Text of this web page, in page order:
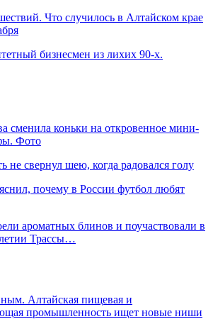
Что случилось в Алтайском крае
бизнесмен из лихих 90-х.
сменила коньки на откровенное мини-
Фото
не свернул шею, когда радовался голу
почему в России футбол любят
ароматных блинов и поучаствовали в
Трассы…
Алтайская пищевая и
промышленность ищет новые ниши